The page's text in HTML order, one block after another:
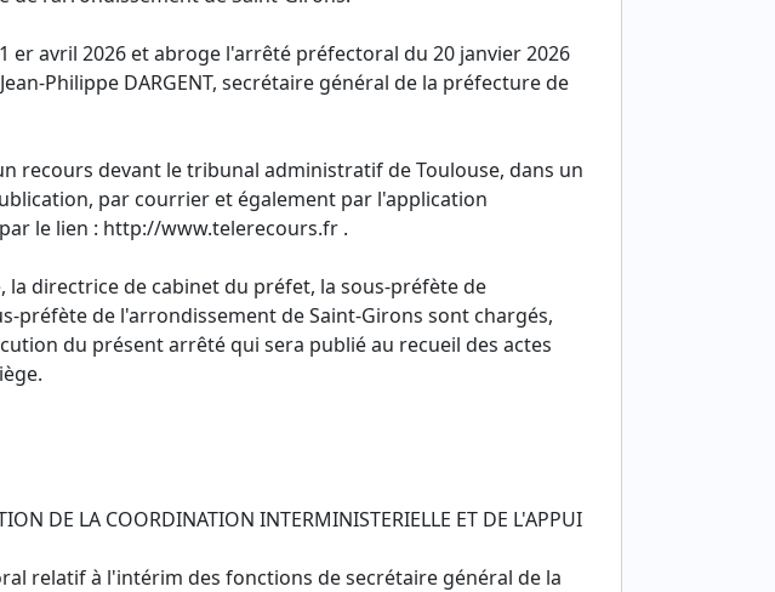
er avril 2026 et abroge l'arrêté préfectoral du 20 janvier 2026
Philippe DARGENT, secrétaire général de la préfecture de
recours devant le tribunal administratif de Toulouse, dans un
par courrier et également par l'application
le lien : http://www.telerecours.fr .
la directrice de cabinet du préfet, la sous-préfète de
préfète de l'arrondissement de Saint-Girons sont chargés,
du présent arrêté qui sera publié au recueil des actes
DE LA COORDINATION INTERMINISTERIELLE ET DE L'APPUI
relatif à l'intérim des fonctions de secrétaire général de la